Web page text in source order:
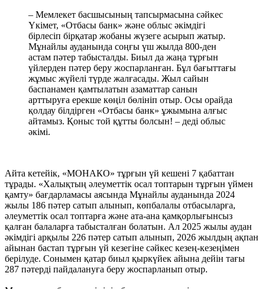
– Мемлекет басшысының тапсырмасына сәйкес
Үкімет, «Отбасы банк» және облыс әкімдігі
бірлесіп бірқатар жобаны жүзеге асырып жатыр.
Мұнайлы ауданында соңғы үш жылда 800-ден
астам пәтер табысталды. Биыл да жаңа тұрғын
үйлерден пәтер беру жоспарланған. Бұл бағыттағы
жұмыс жүйелі түрде жалғасады. Жыл сайын
баспанамен қамтылатын азаматтар санын
арттыруға ерекше көңіл бөлініп отыр. Осы орайда
қолдау білдірген «Отбасы банк» ұжымына алғыс
айтамыз. Қоныс той құтты болсын! – деді облыс
әкімі.
Айта кетейік, «МОНАКО» тұрғын үй кешені 7 қабаттан
тұрады. «Халықтың әлеуметтік осал топтарын тұрғын үймен
қамту» бағдарламасы аясында Мұнайлы ауданында 2024
жылы 186 пәтер сатып алынып, көпбалалы отбасыларға,
әлеуметтік осал топтарға және ата-ана қамқорлығынсыз
қалған балаларға табысталған болатын. Ал 2025 жылы аудан
әкімдігі арқылы 226 пәтер сатып алынып, 2026 жылдың ақпан
айынан бастап тұрғын үй кезегіне сәйкес кезең-кезеңімен
берілуде. Сонымен қатар биыл қыркүйек айына дейін тағы
287 пәтерді пайдалануға беру жоспарланып отыр.